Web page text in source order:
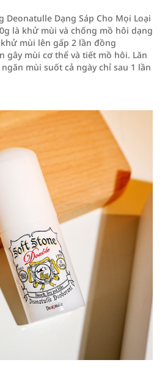
Deonatulle Dạng Sáp Cho Mọi Loại
là khử mùi và chống mồ hôi dạng
mùi lên gấp 2 lần đồng
gây mùi cơ thể và tiết mồ hôi. Lăn
mùi suốt cả ngày chỉ sau 1 lần